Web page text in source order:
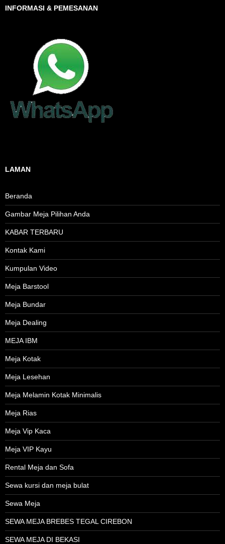
INFORMASI & PEMESANAN
LAMAN
Beranda
Gambar Meja Pilihan Anda
KABAR TERBARU
Kontak Kami
Kumpulan Video
Meja Barstool
Meja Bundar
Meja Dealing
MEJA IBM
Meja Kotak
Meja Lesehan
Meja Melamin Kotak Minimalis
Meja Rias
Meja Vip Kaca
Meja VIP Kayu
Rental Meja dan Sofa
Sewa kursi dan meja bulat
Sewa Meja
SEWA MEJA BREBES TEGAL CIREBON
SEWA MEJA DI BEKASI